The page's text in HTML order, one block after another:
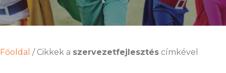
Főoldal / Cikkek a szervezetfejlesztés címkével